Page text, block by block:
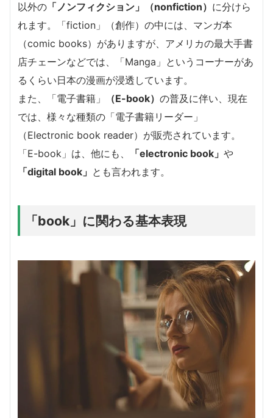
以外の 「ノンフィクション」（nonfiction） に分けら
れます。「fiction」（創作）の中には、マンガ本
（comic books）がありますが、アメリカの最大手書
店チェーンなどでは、「Manga」というコーナーがあ
るくらい日本の漫画が浸透しています。
また、「電子書籍」
（E-book） の普及に伴い、現在
では、様々な種類の「電子書籍リーダー」
（Electronic book reader）が販売されています。
「E-book」は、他にも、
「electronic book」 や
「digital book」 とも言われます。
「book」に関わる基本表現